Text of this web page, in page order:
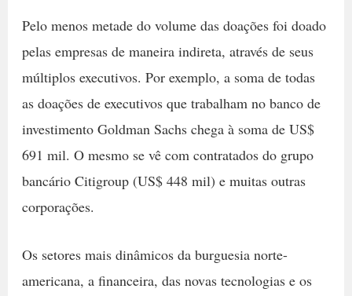
Pelo menos metade do volume das doações foi doado
pelas empresas de maneira indireta, através de seus
múltiplos executivos. Por exemplo, a soma de todas
as doações de executivos que trabalham no banco de
investimento Goldman Sachs chega à soma de US$
691 mil. O mesmo se vê com contratados do grupo
bancário Citigroup (US$ 448 mil) e muitas outras
corporações.
Os setores mais dinâmicos da burguesia norte-
americana, a financeira, das novas tecnologias e os